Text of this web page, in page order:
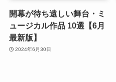
開幕が待ち遠しい舞台・ミ
ュージカル作品 10選【6月
最新版】
2024年6月30日